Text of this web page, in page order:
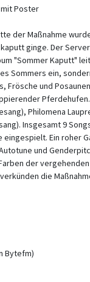
Poster
der Maßnahme
ginge. Der
"Sommer Kaputt"
Sommers ein,
Frösche und
Philomena
Insgesamt 9
eingespielt. Ein roher
und
der
die
Bytefm)